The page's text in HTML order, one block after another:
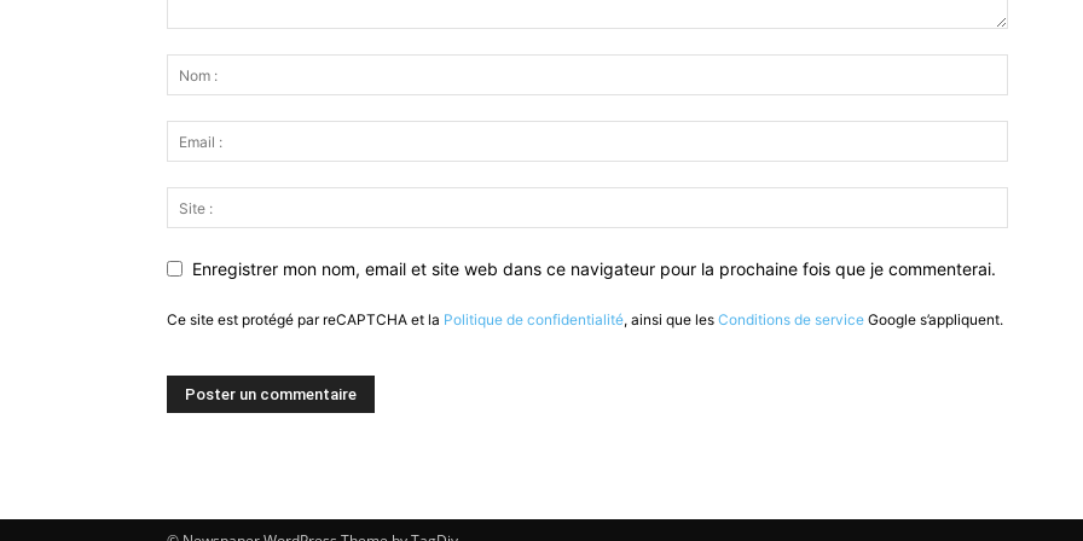
Enregistrer mon nom, email et site web dans ce navigateur pour la prochaine fois que je commenterai.
Ce site est protégé par reCAPTCHA et la Politique de confidentialité, ainsi que les Conditions de service Google s’appliquent.